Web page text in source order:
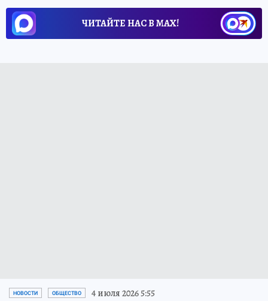
ЧИТАЙТЕ НАС В МАХ!
НОВОСТИ ОБЩЕСТВО 4 июля 2026 5:55